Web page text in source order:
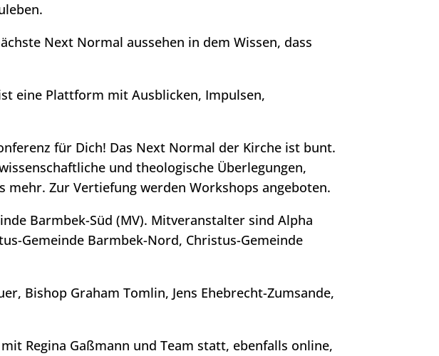
Next Normal aussehen in dem Wissen, dass
eine Plattform mit Ausblicken, Impulsen,
für Dich! Das Next Normal der Kirche ist bunt.
und theologische Überlegungen,
Zur Vertiefung werden Workshops angeboten.
Barmbek-Süd (MV). Mitveranstalter sind Alpha
Gemeinde Barmbek-Nord, Christus-Gemeinde
Bishop Graham Tomlin, Jens Ehebrecht-Zumsande,
Regina Gaßmann und Team statt, ebenfalls online,